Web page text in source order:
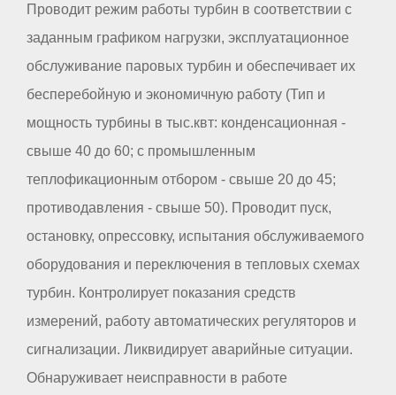
Проводит режим работы турбин в соответствии с
заданным графиком нагрузки, эксплуатационное
обслуживание паровых турбин и обеспечивает их
бесперебойную и экономичную работу (Тип и
мощность турбины в тыс.квт: конденсационная -
свыше 40 до 60; с промышленным
теплофикационным отбором - свыше 20 до 45;
противодавления - свыше 50). Проводит пуск,
остановку, опрессовку, испытания обслуживаемого
оборудования и переключения в тепловых схемах
турбин. Контролирует показания средств
измерений, работу автоматических регуляторов и
сигнализации. Ликвидирует аварийные ситуации.
Обнаруживает неисправности в работе